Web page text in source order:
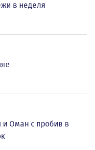
в неделя
и Оман с пробив в